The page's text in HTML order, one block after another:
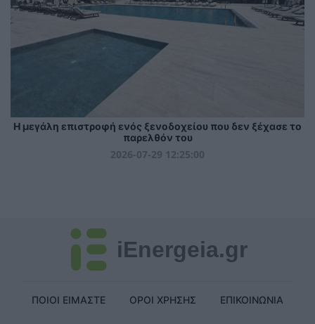
Η μεγάλη επιστροφή ενός ξενοδοχείου που δεν ξέχασε το
παρελθόν του
2026-07-29 12:25:00
iEnergeia.gr
ΠΟΙΟΙ ΕΙΜΑΣΤΕ ΟΡΟΙ ΧΡΗΣΗΣ ΕΠΙΚΟΙΝΩΝΙΑ